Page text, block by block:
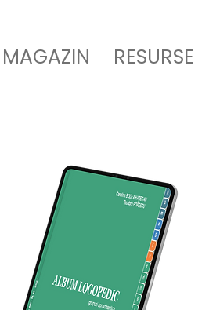
MAGAZIN RESURSE